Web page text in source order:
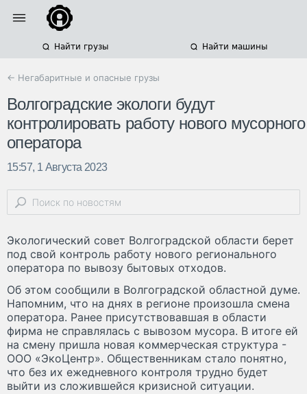
Найти грузы Найти машины
← Негабаритные и опасные грузы
Волгоградские экологи будут
контролировать работу нового мусорного
оператора
15:57, 1 Августа 2023
Экологический совет Волгоградской области берет
под свой контроль работу нового регионального
оператора по вывозу бытовых отходов.
Об этом сообщили в Волгоградской областной думе.
Напомним, что на днях в регионе произошла смена
оператора. Ранее присутствовавшая в области
фирма не справлялась с вывозом мусора. В итоге ей
на смену пришла новая коммерческая структура -
ООО «ЭкоЦентр». Общественникам стало понятно,
что без их ежедневного контроля трудно будет
выйти из сложившейся кризисной ситуации.